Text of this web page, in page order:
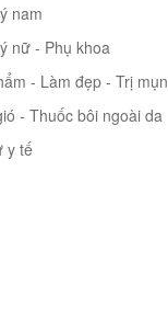
nam
nữ - Phụ khoa
- Làm đẹp - Trị mụn
- Thuốc bôi ngoài da
y tế